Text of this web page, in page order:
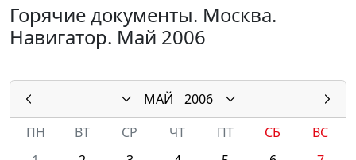
Горячие документы. Москва.
Навигатор. Май 2006
МАЙ
2006
ПН
ВТ СР ЧТ ПТ СБ
ВС